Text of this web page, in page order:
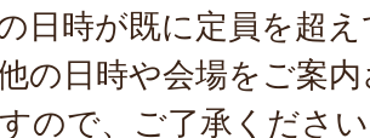
日時が既に定員を超
の日時や会場をご案
ので、ご了承くださ